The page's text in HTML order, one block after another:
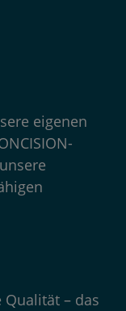
eigenen
– das